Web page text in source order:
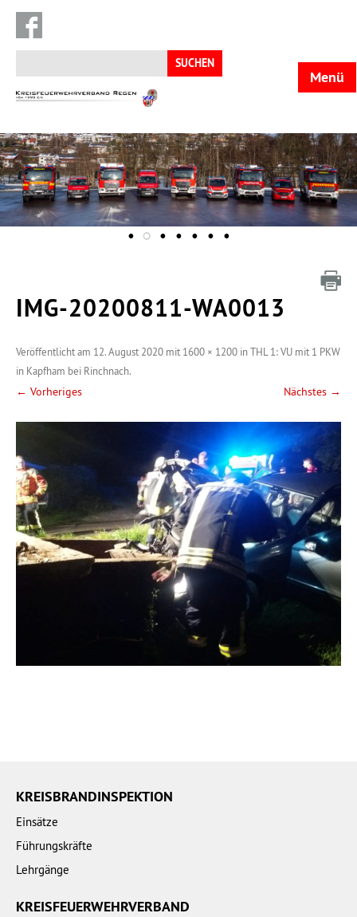
Suchen
nach:
KFV
Menü
IMG-20200811-WA0013
Veröffentlicht am 12. August 2020 mit 1600 × 1200 inTHL 1: VU mit 1 PKW
in Kapfham bei Rinchnach.
← Vorheriges Nächstes →
KREISBRANDINSPEKTION
Einsätze
Führungskräfte
Lehrgänge
KREISFEUERWEHRVERBAND